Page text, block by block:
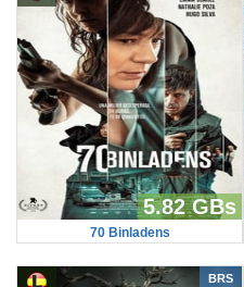
5.82 GBs
70 Binladens
BRS